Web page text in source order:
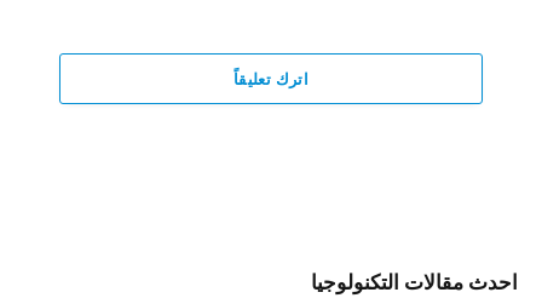
اترك تعليقاً
احدث مقالات التكنولوجيا